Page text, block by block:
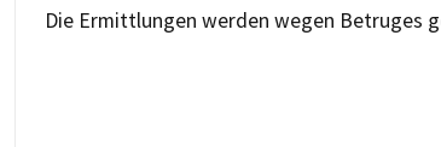
Die Ermittlungen werden wegen Betruges